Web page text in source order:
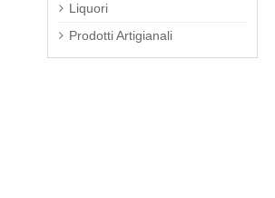
Liquori
Prodotti Artigianali